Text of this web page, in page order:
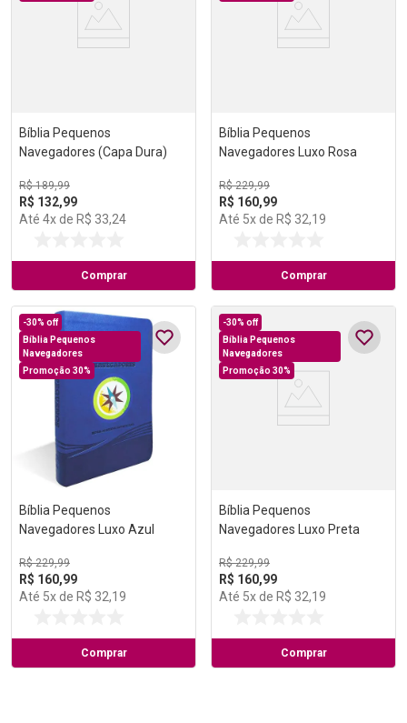
Bíblia Pequenos
Navegadores (Capa Dura)
R$ 189,99
R$ 132,99
Até 4x de R$ 33,24
Comprar
Bíblia Pequenos
Navegadores Luxo Rosa
R$ 229,99
R$ 160,99
Até 5x de R$ 32,19
Comprar
-30% off
Bíblia Pequenos
Navegadores
Promoção 30%
Bíblia Pequenos
Navegadores Luxo Azul
R$ 229,99
R$ 160,99
Até 5x de R$ 32,19
Comprar
-30% off
Bíblia Pequenos
Navegadores
Promoção 30%
Bíblia Pequenos
Navegadores Luxo Preta
R$ 229,99
R$ 160,99
Até 5x de R$ 32,19
Comprar